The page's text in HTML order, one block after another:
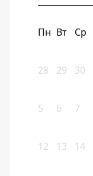
Пн Вт Ср
28 29 30
5 6 7
12 13 14